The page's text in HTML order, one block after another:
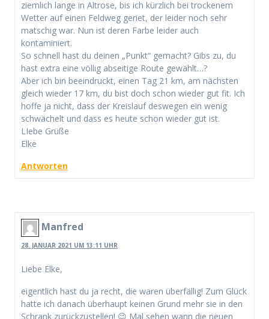
ziemlich lange in Altrose, bis ich kürzlich bei trockenem
Wetter auf einen Feldweg geriet, der leider noch sehr
matschig war. Nun ist deren Farbe leider auch
kontaminiert.
So schnell hast du deinen „Punkt“ gemacht? Gibs zu, du
hast extra eine völlig abseitige Route gewählt…?
Aber ich bin beeindruckt, einen Tag 21 km, am nächsten
gleich wieder 17 km, du bist doch schon wieder gut fit. Ich
hoffe ja nicht, dass der Kreislauf deswegen ein wenig
schwächelt und dass es heute schon wieder gut ist.
LIebe Grüße
Elke
Antworten
Manfred
28. JANUAR 2021 UM 13:11 UHR
Liebe Elke,
eigentlich hast du ja recht, die waren überfällig! Zum Glück
hatte ich danach überhaupt keinen Grund mehr sie in den
Schrank zurückzustellen! 😉 Mal sehen wann die neuen